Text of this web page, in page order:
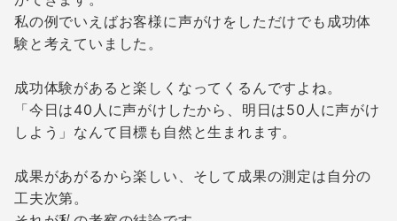
私の例でいえばお客様に声がけをしただけでも成功体
験と考えていました。
成功体験があると楽しくなってくるんですよね。
「今日は40人に声がけしたから、明日は50人に声がけ
しよう」なんて目標も自然と生まれます。
成果があがるから楽しい、そして成果の測定は自分の
工夫次第。